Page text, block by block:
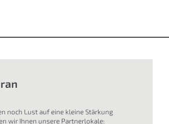
noch Lust auf eine kleine Stärkung
wir Ihnen unsere Partnerlokale: